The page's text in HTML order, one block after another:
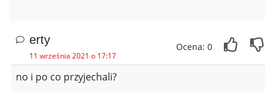
erty
11 września 2021 o 17:17
Ocena: 0
no i po co przyjechali?